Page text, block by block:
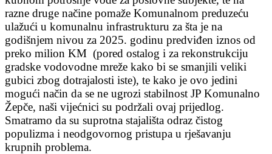
razne druge načine pomaže Komunalnom preduzeću
ulažući u komunalnu infrastrukturu za šta je na
godišnjem nivou za 2025. godinu predviđen iznos od
preko milion KM (pored ostalog i za rekonstrukciju
gradske vodovodne mreže kako bi se smanjili veliki
gubici zbog dotrajalosti iste), te kako je ovo jedini
mogući način da se ne ugrozi stabilnost JP Komunalno
Žepče, naši vijećnici su podržali ovaj prijedlog.
Smatramo da su suprotna stajališta odraz čistog
populizma i neodgovornog pristupa u rješavanju
krupnih problema.